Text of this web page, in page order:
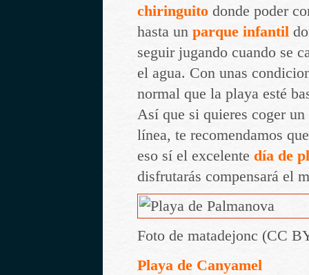
chiringuito donde poder
hasta un parque infantil
seguir jugando cuando se
el agua. Con unas
normal que la playa esté
Así que si quieres coger
línea, te recomendamos
eso sí el excelente día de
disfrutarás compensará el
Foto de matadejonc (CC
Playa de Canyamel